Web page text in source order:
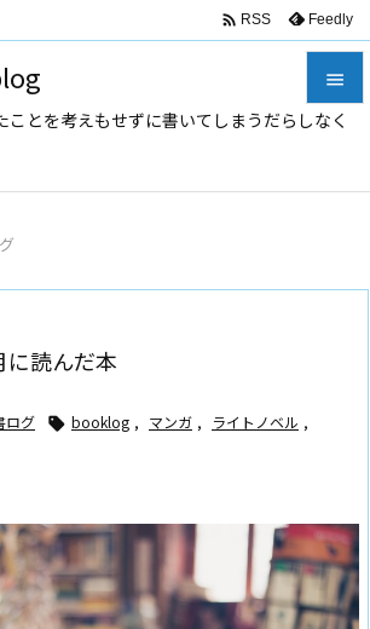
ことを考えもせずに書いてしまうだらしなく



 RSS Feedly
読んだ本
ログ  booklog , マンガ , ライトノベル ,